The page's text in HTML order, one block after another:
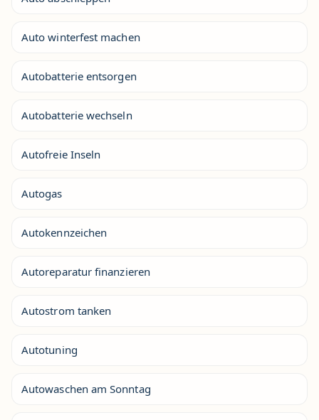
Auto winterfest machen
Autobatterie entsorgen
Autobatterie wechseln
Autofreie Inseln
Autogas
Autokennzeichen
Autoreparatur finanzieren
Autostrom tanken
Autotuning
Autowaschen am Sonntag